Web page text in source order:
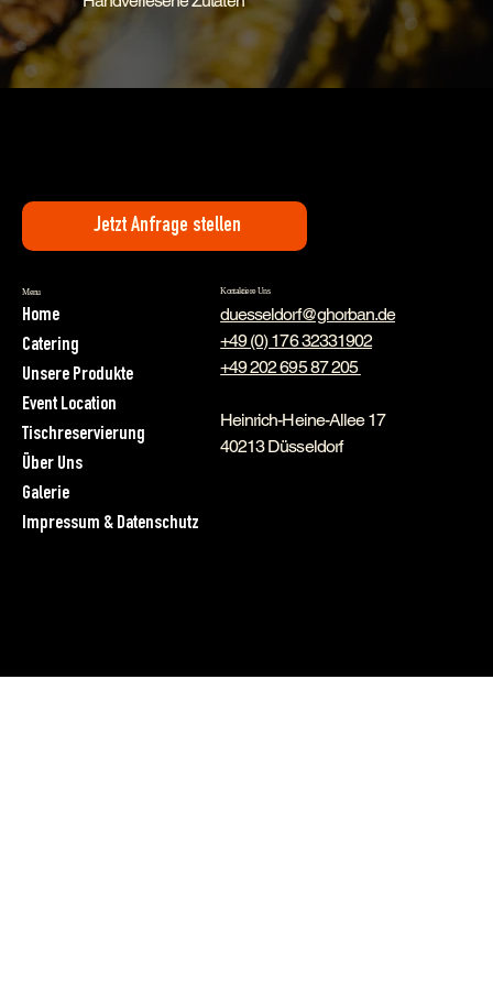
Menu
Home
Catering
Unsere Produkte
Event Location
Tischreservierung
Über Uns
Galerie
Impressum & Datenschutz
Kontaktiere Uns
duesseldorf@ghorban.de
+49 (0) 176 32331902
+49 202 695 87 205
Heinrich-Heine-Allee 17
40213 Düsseldorf
Jetzt Anfrage stellen